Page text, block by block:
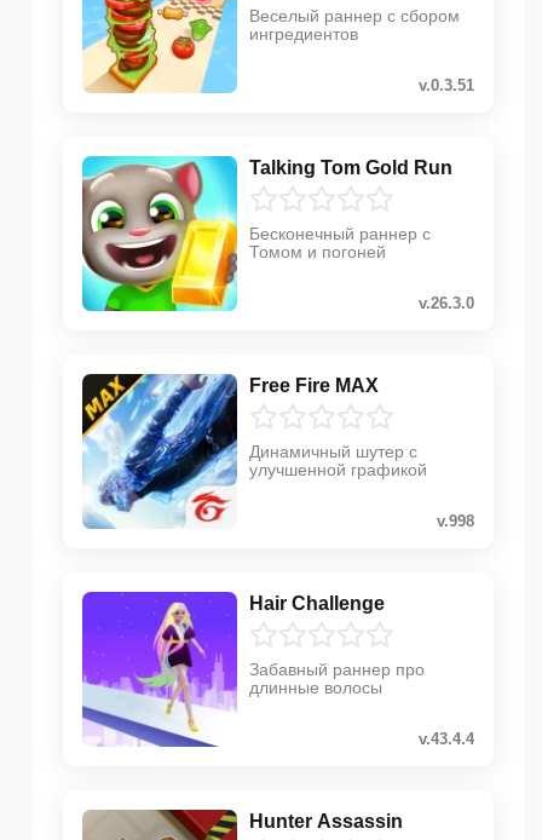
Веселый раннер с сбором
ингредиентов
v.0.3.51
Talking Tom Gold Run
Бесконечный раннер с
Томом и погоней
v.26.3.0
Free Fire MAX
Динамичный шутер с
улучшенной графикой
v.998
Hair Challenge
Забавный раннер про
длинные волосы
v.43.4.4
Hunter Assassin